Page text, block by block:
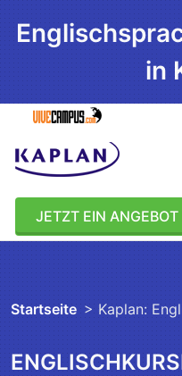
in
JETZT EIN ANGEBOT
Startseite > Kaplan: